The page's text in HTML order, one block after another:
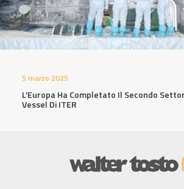
5 marzo 2025
L’Europa Ha Completato Il Secondo
Vessel Di ITER